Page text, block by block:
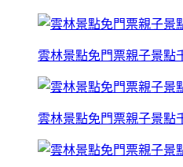
雲林景點免門票親子景點
雲林景點免門票親子景點